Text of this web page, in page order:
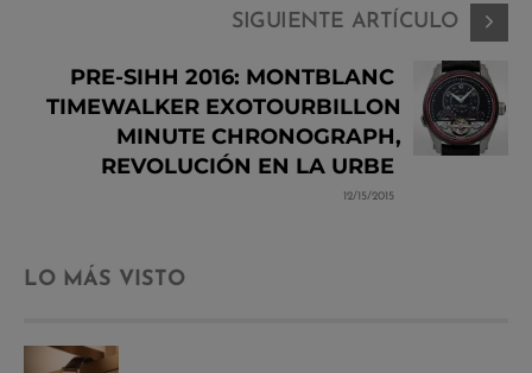
SIGUIENTE ARTÍCULO
PRE-SIHH 2016: MONTBLANC
TIMEWALKER EXOTOURBILLON
MINUTE CHRONOGRAPH,
REVOLUCIÓN EN LA URBE
12/15/2015
LO MÁS VISTO